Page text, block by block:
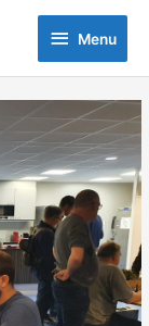
Menu
Menu